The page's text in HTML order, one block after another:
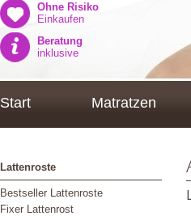
Ohne Risiko
Einkaufen
Beratung
inklusive
Start Matratzen
Lattenroste
Bestseller Lattenroste
Fixer Lattenrost